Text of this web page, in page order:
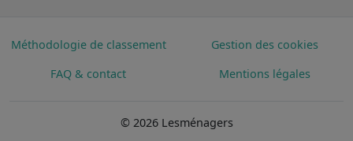
Méthodologie de classement
Gestion des cookies
FAQ & contact
Mentions légales
© 2026 Lesménagers